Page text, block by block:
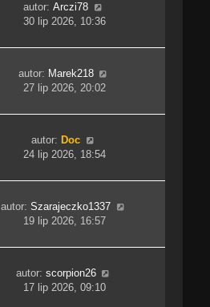
autor:Arczi78
30 lip 2026, 10:36
autor: Marek218
27 lip 2026, 20:02
autor: Doc
24 lip 2026, 18:54
autor:Szarajeczko1337
19 lip 2026, 16:57
autor: scorpion26
17 lip 2026, 09:10